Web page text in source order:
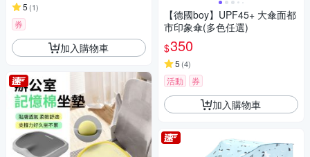
5 (1)
券
加入購物車
【德國boy】UPF45+ 大傘面都
市印象傘(多色任選)
$350
5 (4)
活動 券
加入購物車